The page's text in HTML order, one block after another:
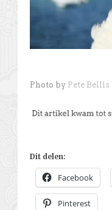
Photo by Pete Bellis
Dit delen:
Facebook
Pinterest